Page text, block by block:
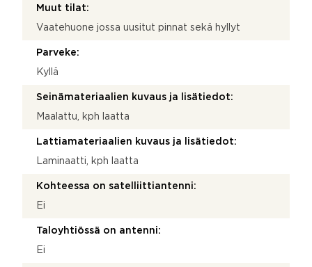
Muut tilat:
Vaatehuone jossa uusitut pinnat sekä hyllyt
Parveke:
Kyllä
Seinämateriaalien kuvaus ja lisätiedot:
Maalattu, kph laatta
Lattiamateriaalien kuvaus ja lisätiedot:
Laminaatti, kph laatta
Kohteessa on satelliittiantenni:
Ei
Taloyhtiössä on antenni:
Ei